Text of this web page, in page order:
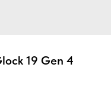
19 Gen 4